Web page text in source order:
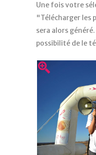
Une fois votre
"Télécharger les
sera alors
possibilité de le